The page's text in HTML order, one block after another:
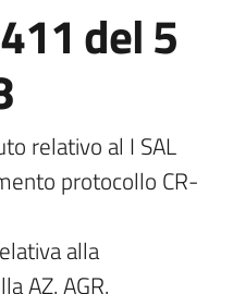
del 5
relativo al I SAL
protocollo CR-
alla
AZ. AGR.